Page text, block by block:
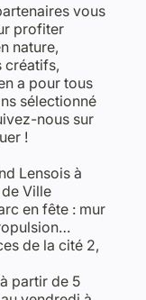
vous
profiter
nature,
créatifs,
a pour tous
sélectionné
nous sur
!
Lensois à
Ville
en fête : mur
de la cité 2,
partir de 5